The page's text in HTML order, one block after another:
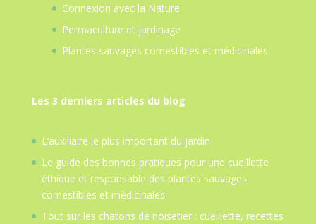
Connexion avec la Nature
Permaculture et jardinage
Plantes sauvages comestibles et médicinales
Les 3 derniers articles du blog
L’auxiliaire le plus important du jardin
Le guide des bonnes pratiques pour une cueillette
éthique et responsable des plantes sauvages
comestibles et médicinales
Tout sur les chatons de noisetier : cueillette, recettes